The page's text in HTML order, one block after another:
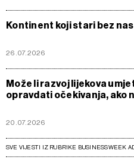
Kontinent koji stari bez
26.07.2026
Može li razvoj lijekova
opravdati očekivanja, ako
20.07.2026
SVE VIJESTI IZ RUBRIKE BUSINESSWEEK